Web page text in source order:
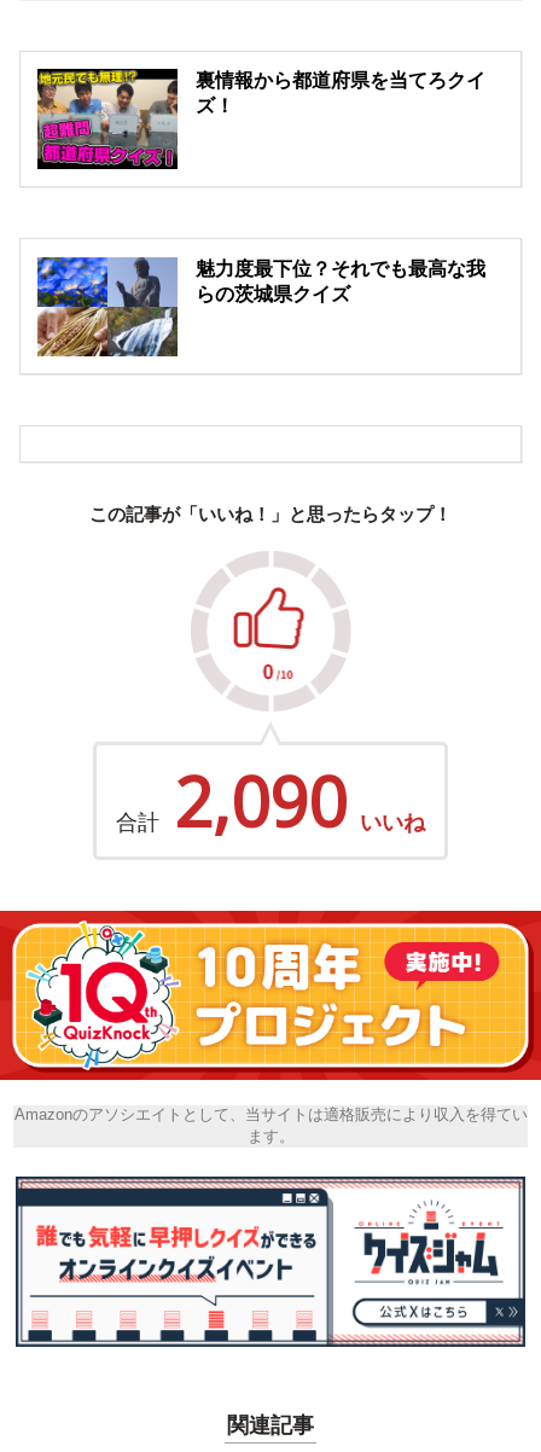
裏情報から都道府県を当てろクイ
ズ！
魅力度最下位？それでも最高な我
らの茨城県クイズ
この記事が「いいね！」と思ったらタップ！
合計 2,090 いいね
Amazonのアソシエイトとして、当サイトは適格販売により収入を得てい
ます。
関連記事